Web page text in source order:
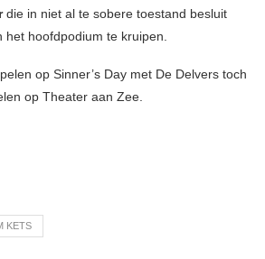
die in niet al te sobere toestand besluit
het hoofdpodium te kruipen.
op Sinner’s Day met De Delvers toch
op Theater aan Zee.
KETS